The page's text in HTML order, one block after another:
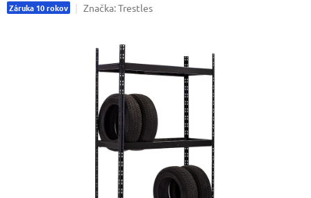
Záruka 10 rokov Značka:Trestles